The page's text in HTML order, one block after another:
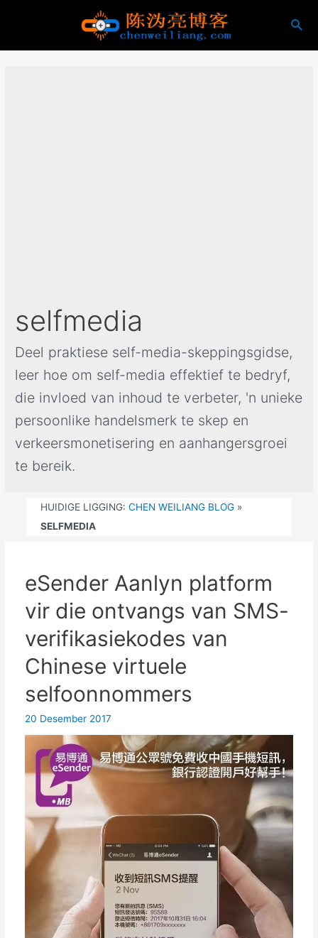
搜
selfmedia
Deel praktiese self-media-skeppingsgidse,
leer hoe om self-media effektief te bedryf,
die invloed van inhoud te verbeter, 'n unieke
persoonlike handelsmerk te skep en
verkeersmonetisering en aanhangersgroei
te bereik.
HUIDIGE LIGGING:CHEN WEILIANG BLOG »
SELFMEDIA
eSender Aanlyn platform
vir die ontvangs van SMS-
verifikasiekodes van
Chinese virtuele
selfoonnommers
20 Desember 2017